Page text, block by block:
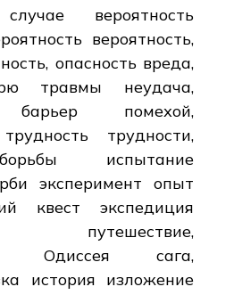
вероятность
вероятность,
опасность вреда,
травмы неудача,
барьер помехой,
трудности,
испытание
эксперимент опыт
квест экспедиция
путешествие,
Одиссея сага,
история изложение